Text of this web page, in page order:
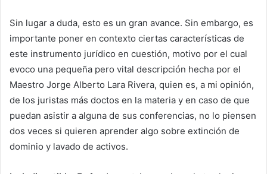
Sin lugar a duda, esto es un gran avance. Sin embargo, es
importante poner en contexto ciertas características de
este instrumento jurídico en cuestión, motivo por el cual
evoco una pequeña pero vital descripción hecha por el
Maestro Jorge Alberto Lara Rivera, quien es, a mi opinión,
de los juristas más doctos en la materia y en caso de que
puedan asistir a alguna de sus conferencias, no lo piensen
dos veces si quieren aprender algo sobre extinción de
dominio y lavado de activos.